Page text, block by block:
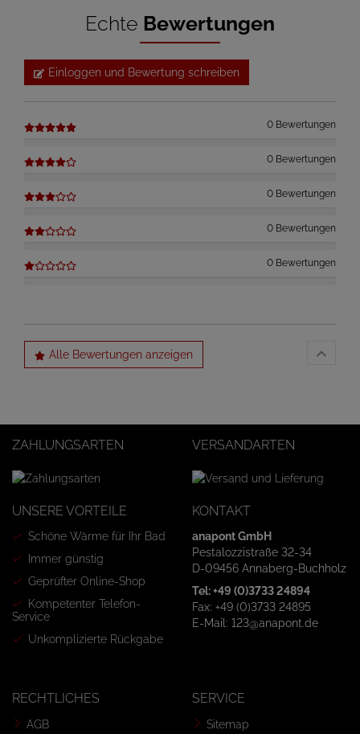
Echte Bewertungen
Einloggen und Bewertung schreiben
0 Bewertungen
0 Bewertungen
0 Bewertungen
0 Bewertungen
0 Bewertungen
Alle Bewertungen anzeigen
ZAHLUNGSARTEN VERSANDARTEN
UNSERE VORTEILE
Schöne Wärme für Ihr Bad
Immer günstig
Geprüfter Online-Shop
Kompetenter Telefon-
Service
Unkomplizierte Rückgabe
KONTAKT
anapont GmbH
Pestalozzistraße 32-34
D-09456 Annaberg-Buchholz
Tel: +49 (0)3733 24894
Fax: +49 (0)3733 24895
E-Mail: 123@anapont.de
RECHTLICHES
AGB
SERVICE
Sitemap